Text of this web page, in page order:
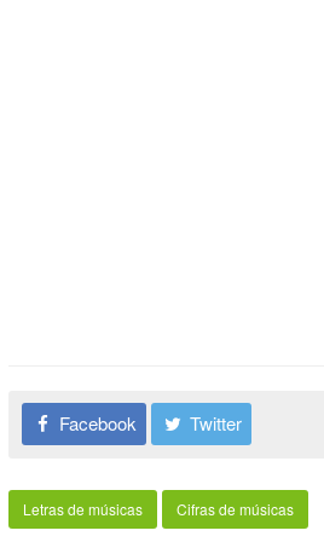
Facebook Twitter
Letras de músicas Cifras de músicas